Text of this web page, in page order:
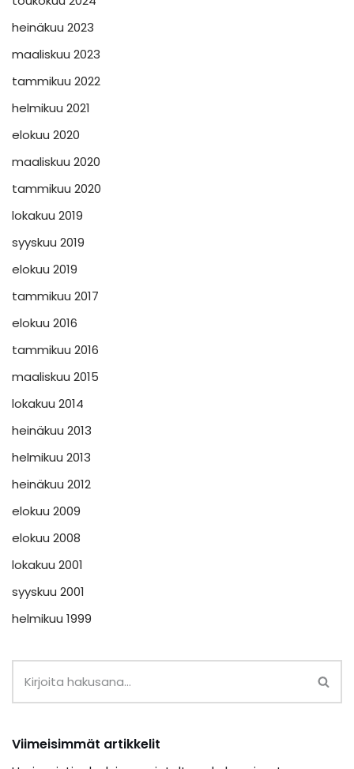
heinäkuu 2023
maaliskuu 2023
tammikuu 2022
helmikuu 2021
elokuu 2020
maaliskuu 2020
tammikuu 2020
lokakuu 2019
syyskuu 2019
elokuu 2019
tammikuu 2017
elokuu 2016
tammikuu 2016
maaliskuu 2015
lokakuu 2014
heinäkuu 2013
helmikuu 2013
heinäkuu 2012
elokuu 2009
elokuu 2008
lokakuu 2001
syyskuu 2001
helmikuu 1999
Viimeisimmät artikkelit